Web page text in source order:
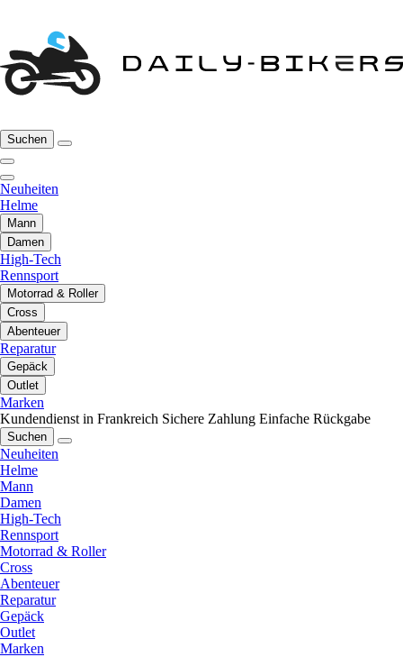
Suchen
Neuheiten
Helme
Mann
Damen
High-Tech
Rennsport
Motorrad & Roller
Cross
Abenteuer
Reparatur
Gepäck
Outlet
Marken
Kundendienst in Frankreich Sichere Zahlung Einfache Rückgabe
Suchen
Neuheiten
Helme
Mann
Damen
High-Tech
Rennsport
Motorrad & Roller
Cross
Abenteuer
Reparatur
Gepäck
Outlet
Marken